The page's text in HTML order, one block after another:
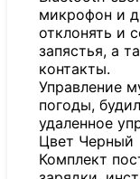
микрофон и
отклонять и
запястья, а
контакты.
Управление
погоды,
удаленное
Цвет Черный
Комплект